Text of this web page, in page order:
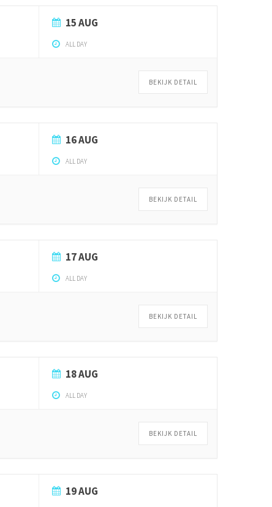
15 AUG
ALL DAY
BEKIJK DETAIL
16 AUG
ALL DAY
BEKIJK DETAIL
17 AUG
ALL DAY
BEKIJK DETAIL
18 AUG
ALL DAY
BEKIJK DETAIL
19 AUG